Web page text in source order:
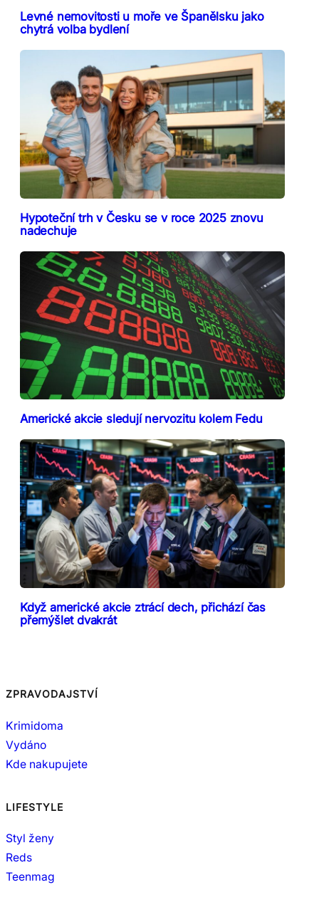
Levné nemovitosti u moře ve Španělsku jako
chytrá volba bydlení
Hypoteční trh v Česku se v roce 2025 znovu
nadechuje
Americké akcie sledují nervozitu kolem Fedu
Když americké akcie ztrácí dech, přichází čas
přemýšlet dvakrát
ZPRAVODAJSTVÍ
Krimidoma
Vydáno
Kde nakupujete
LIFESTYLE
Styl ženy
Reds
Teenmag